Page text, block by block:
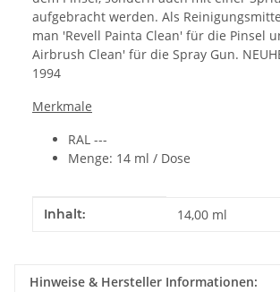
aufgebracht werden. Als
man 'Revell Painta Clean' für die Pinsel
Airbrush Clean' für die Spray Gun.
1994
Merkmale
RAL ---
Menge: 14 ml / Dose
Produkteigenschaft
Wert
Inhalt: 14,00 ml
Hinweise & Hersteller Informationen: